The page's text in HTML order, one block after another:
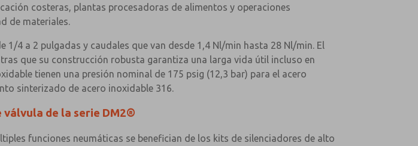
costeras, plantas procesadoras de alimentos y operaciones
de materiales.
4 a 2 pulgadas y caudales que van desde 1,4 Nl/min hasta 28 Nl/min. El
que su construcción robusta garantiza una larga vida útil incluso en
tienen una presión nominal de 175 psig (12,3 bar) para el acero
sinterizado de acero inoxidable 316.
de la serie DM2®
funciones neumáticas se benefician de los kits de silenciadores de alto